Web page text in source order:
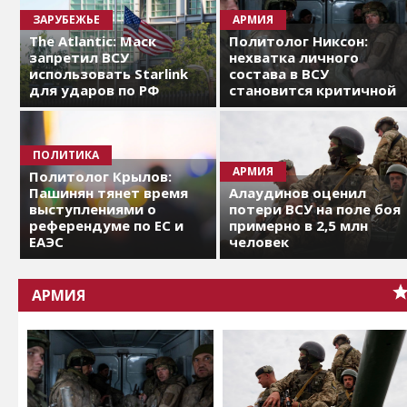
ЗАРУБЕЖЬЕ
The Atlantic: Маск
запретил ВСУ
использовать Starlink
для ударов по РФ
АРМИЯ
Политолог Никсон:
нехватка личного
состава в ВСУ
становится критичной
ПОЛИТИКА
Политолог Крылов:
Пашинян тянет время
выступлениями о
референдуме по ЕС и
ЕАЭС
АРМИЯ
Алаудинов оценил
потери ВСУ на поле боя
примерно в 2,5 млн
человек
АРМИЯ